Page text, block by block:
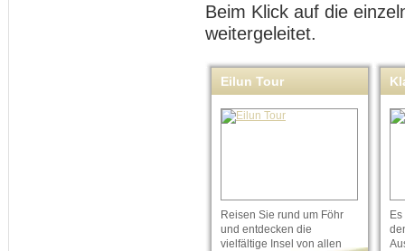
Beim Klick auf die
weitergeleitet.
Eilun Tour
Reisen Sie rund um Föhr
und entdecken die
vielfältige Insel von allen